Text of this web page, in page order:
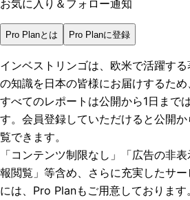
お気に入り＆フォロー通知
Pro Planとは Pro Planに登録
インベストリンゴは、欧米で活躍す
の知識を日本の皆様にお届けするため
すべてのレポートは公開から1日まで
す。会員登録していただけると公開
覧できます。
「コンテンツ制限なし」「広告の非
報閲覧」 等含め、さらに充実したサ
には、Pro Planもご用意しておりま